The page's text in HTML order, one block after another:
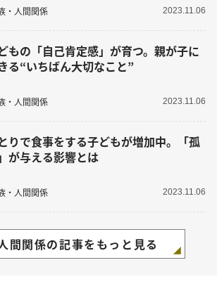
・人間関係 2023.11.06
もの「自己肯定感」が育つ。親が子に
る“いちばん大切なこと”
・人間関係 2023.11.06
りで食事をする子どもが増加中。「孤
が与える影響とは
・人間関係 2023.11.06
間関係の記事をもっと見る